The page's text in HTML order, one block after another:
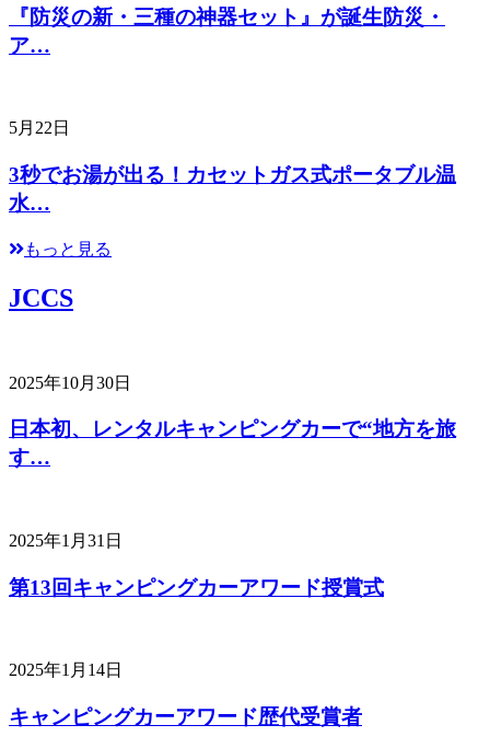
『防災の新・三種の神器セット』が誕生防災・
ア…
5月22日
3秒でお湯が出る！カセットガス式ポータブル温
水…
もっと見る
JCCS
2025年10月30日
日本初、レンタルキャンピングカーで“地方を旅
す…
2025年1月31日
第13回キャンピングカーアワード授賞式
2025年1月14日
キャンピングカーアワード歴代受賞者